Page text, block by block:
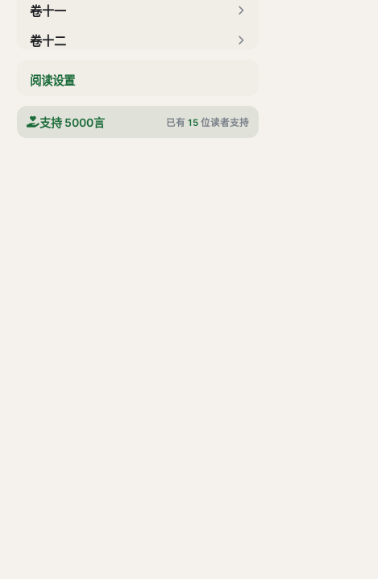
卷十一
卷十二
阅读设置
支持 5000言 已有 15 位读者支持